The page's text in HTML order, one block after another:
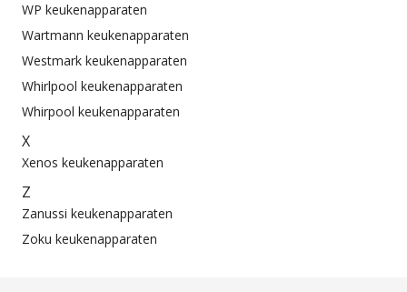
WP keukenapparaten
Wartmann keukenapparaten
Westmark keukenapparaten
Whirlpool keukenapparaten
Whirpool keukenapparaten
X
Xenos keukenapparaten
Z
Zanussi keukenapparaten
Zoku keukenapparaten